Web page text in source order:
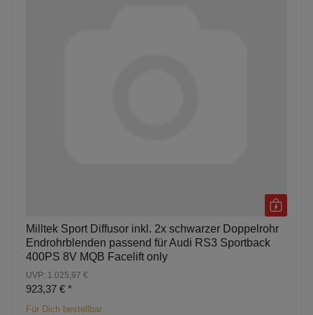
Milltek Sport Diffusor inkl. 2x schwarzer Doppelrohr
Endrohrblenden passend für Audi RS3 Sportback
400PS 8V MQB Facelift only
UVP: 1.025,97 €
923,37 € *
Für Dich bestellbar